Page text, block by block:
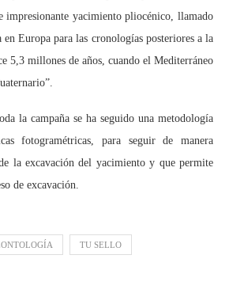
impresionante yacimiento pliocénico, llamado
en Europa para las cronologías posteriores a la
5,3 millones de años, cuando el Mediterráneo
la campaña se ha seguido una metodología
fotogramétricas, para seguir de manera
la excavación del yacimiento y que permite
de excavación.
TU SELLO